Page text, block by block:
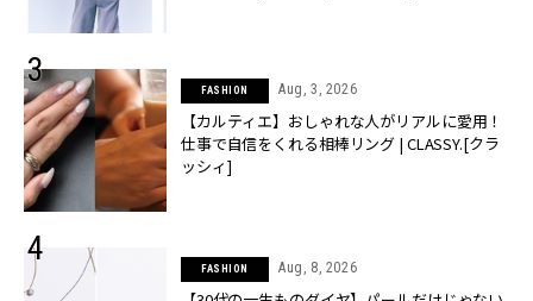
FASHION Aug, 3, 2026
【カルティエ】おしゃれな人がリアルに愛用！
仕事で自信をくれる相棒リング | CLASSY.[クラ
ッシィ]
FASHION Aug, 8, 2026